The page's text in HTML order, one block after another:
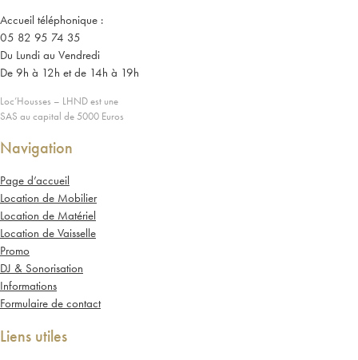
Accueil téléphonique :
05 82 95 74 35
Du Lundi au Vendredi
De 9h à 12h et de 14h à 19h
Loc’Housses – LHND est une
SAS au capital de 5000 Euros
Navigation
Page d’accueil
Location de Mobilier
Location de Matériel
Location de Vaisselle
Promo
DJ & Sonorisation
Informations
Formulaire de contact
Liens utiles